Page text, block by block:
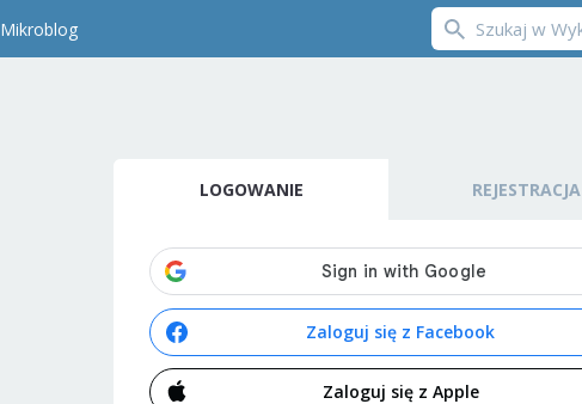
Mikroblog
LOGOWANIE REJESTRACJA
Zaloguj się z Facebook
Zaloguj się z Apple